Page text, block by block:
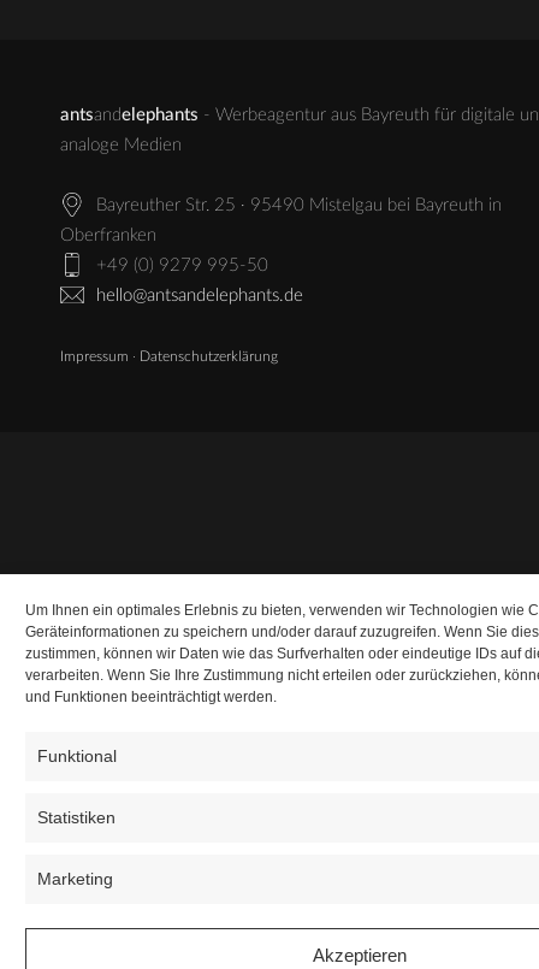
Um Ihnen ein optimales Erlebnis zu bieten, verwenden wir Technologien wie
Geräteinformationen zu speichern und/oder darauf zuzugreifen. Wenn Sie
zustimmen, können wir Daten wie das Surfverhalten oder eindeutige IDs auf
verarbeiten. Wenn Sie Ihre Zustimmung nicht erteilen oder zurückziehen,
und Funktionen beeinträchtigt werden.
Funktional
Statistiken
Marketing
Akzeptieren
antsandelephants - Werbeagentur aus Bayreuth für digitale
analoge Medien
Bayreuther Str. 25 · 95490 Mistelgau bei Bayreuth in
Oberfranken
+49 (0) 9279 995-50
hello@antsandelephants.de
Impressum · Datenschutzerklärung